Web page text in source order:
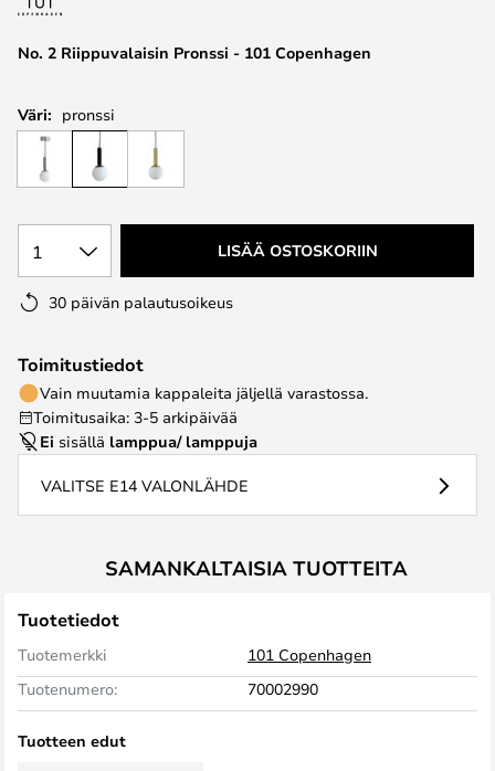
the
images
No. 2 Riippuvalaisin Pronssi - 101 Copenhagen
Väri: pronssi
1 LISÄÄ OSTOSKORIIN
30 päivän palautusoikeus
Toimitustiedot
Vain muutamia kappaleita jäljellä varastossa.
Toimitusaika: 3-5 arkipäivää
Ei sisällä lamppua/ lamppuja
VALITSE E14 VALONLÄHDE
SAMANKALTAISIA TUOTTEITA
Tuotetiedot
Tuotemerkki
101 Copenhagen
Tuotenumero:
70002990
Tuotteen edut